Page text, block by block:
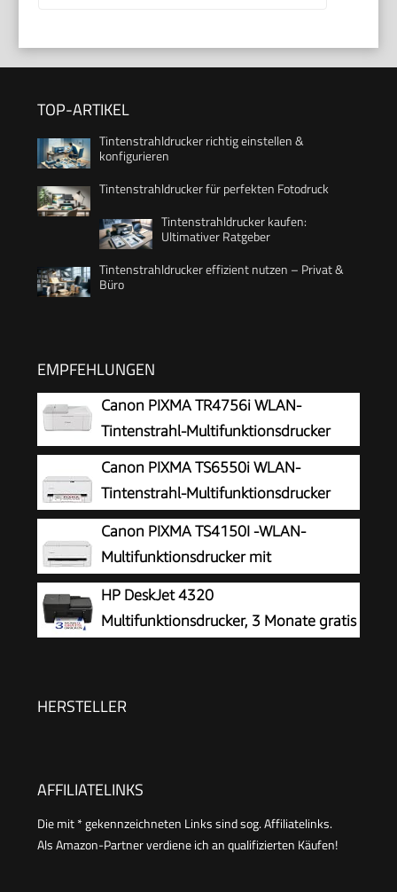
TOP-ARTIKEL
Tintenstrahldrucker richtig einstellen &
konfigurieren
Tintenstrahldrucker für perfekten Fotodruck
Tintenstrahldrucker kaufen:
Ultimativer Ratgeber
Tintenstrahldrucker effizient nutzen – Privat &
Büro
EMPFEHLUNGEN
Canon PIXMA TR4756i WLAN-
Tintenstrahl-Multifunktionsdrucker
Canon PIXMA TS6550i WLAN-
Tintenstrahl-Multifunktionsdrucker
Canon PIXMA TS4150I -WLAN-
Multifunktionsdrucker mit
Papierkassette und Frontbedienung &
Duplexdruck | Kabelloses Drucken vom
Smartphone leicht gemacht PIXMA Print Plan
HP DeskJet 4320
Multifunktionsdrucker, 3 Monate gratis
Vorlageneinzug, Tinte: 308/308e
HERSTELLER
AFFILIATELINKS
Die mit * gekennzeichneten Links sind sog. Affiliatelinks.
Als Amazon-Partner verdiene ich an qualifizierten Käufen!